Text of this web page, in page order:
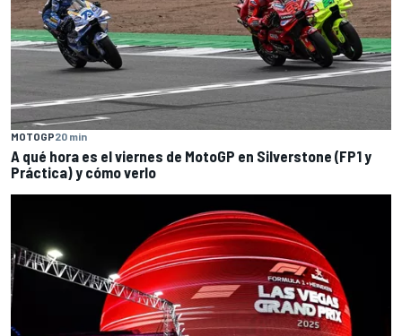
MOTOGP20 min
A qué hora es el viernes de MotoGP en Silverstone (FP1 y
Práctica) y cómo verlo